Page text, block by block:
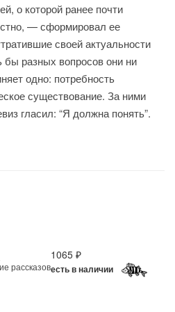
о которой ранее почти
— сформировал ее
своей актуальности
бы разных вопросов они ни
одно: потребность
существование. За ними
гласил: “Я должна понять”.
рассказов
1065 ₽
есть в наличии